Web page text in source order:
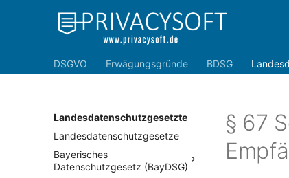
DSGVO Erwägungsgründe BDSG
Landesdatenschutzgesetzte
Landesdatenschutzgesetze
Bayerisches
Datenschutzgesetz (BayDSG)
§ 67